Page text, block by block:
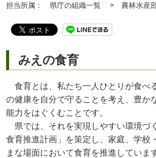
担当所属： 県庁の組織一覧 > 農林水産
みえの食育
食育とは、私たち一人ひとりが食べ
の健康を自分で守ることを考え、豊か
能力をはぐくむことです。
県では、それを実現しやすい環境づ
食育推進計画」を策定し、家庭、学校
まな場面において食育を推進していま